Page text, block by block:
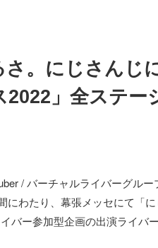
。にじさんじ
2022」全ステ
/ バーチャルライバーグル
にわたり、幕張メッセにて「
バー参加型企画の出演ライバ